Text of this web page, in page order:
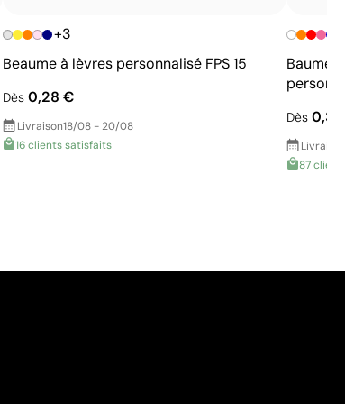
+3
Beaume à lèvres personnalisé FPS 15
Dès 0,28 €
Livraison18/08 - 20/08
16 clients satisfaits
Baume
Dès
87